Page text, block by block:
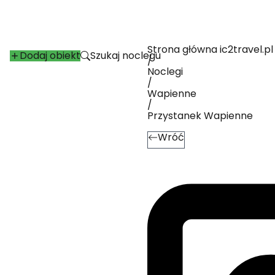
Dodaj obiekt Szukaj nocleguStrona główna ic2travel.pl
/
Noclegi
/
Wapienne
/
Przystanek Wapienne
Wróć